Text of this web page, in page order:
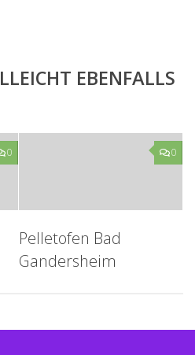
EBENFALLS
0 0
Pelletofen Bad
Gandersheim